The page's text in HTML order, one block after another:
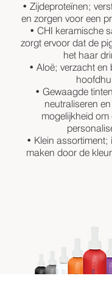
• Zijdeproteïnen;
en zorgen voor een
• CHI keramische
zorgt ervoor dat de
het haar
• Aloë; verzacht en
• Gewaagde
neutraliseren
mogelijkheid om
• Klein assortiment;
maken door de